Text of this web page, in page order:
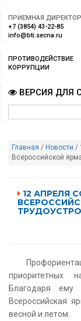
ПРИЕМНАЯ
+7 (3854) 43-22-85
info@bti.secna.ru
ПРОТИВОДЕЙСТВИЕ
КОРРУПЦИИ
ВЕРСИЯ ДЛЯ
Главная / Новости /
Всероссийской
12 АПРЕЛЯ
приоритетных
Благодаря
Всероссийская
весной и летом.